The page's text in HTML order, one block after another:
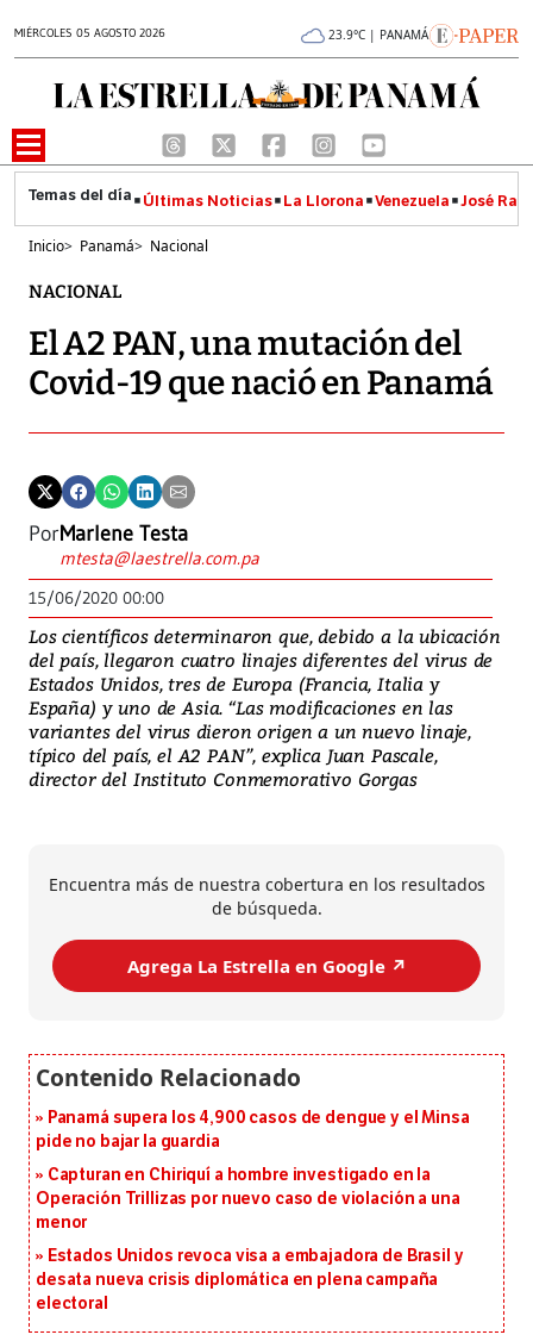
MIÉRCOLES 05 AGOSTO 2026 23.9°C | PANAMÁ
Últimas Noticias La Llorona Venezuela José
Inicio> Panamá> Nacional
NACIONAL
El A2 PAN, una mutación del
Covid-19 que nació en Panamá
PorMarlene Testa
mtesta@laestrella.com.pa
15/06/2020 00:00
Los científicos determinaron que, debido a la ubicación
del país, llegaron cuatro linajes diferentes del virus de
Estados Unidos, tres de Europa (Francia, Italia y
España) y uno de Asia. “Las modificaciones en las
variantes del virus dieron origen a un nuevo linaje,
típico del país, el A2 PAN”, explica Juan Pascale,
director del Instituto Conmemorativo Gorgas
Encuentra más de nuestra cobertura en los resultados
de búsqueda.
Agrega La Estrella en Google ↗️
Panamá supera los 4,900 casos de dengue y el Minsa
pide no bajar la guardia
Capturan en Chiriquí a hombre investigado en la
Operación Trillizas por nuevo caso de violación a una
menor
Estados Unidos revoca visa a embajadora de Brasil y
desata nueva crisis diplomática en plena campaña
electoral